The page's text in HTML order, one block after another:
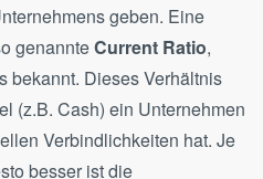
geben. Eine
genannteCurrent Ratio,
bekannt. Dieses Verhältnis
(z.B. Cash) ein Unternehmen
Verbindlichkeiten hat. Je
besser ist die